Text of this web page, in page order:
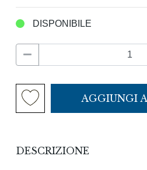
DISPONIBILE
AGGIUNGI
DESCRIZIONE